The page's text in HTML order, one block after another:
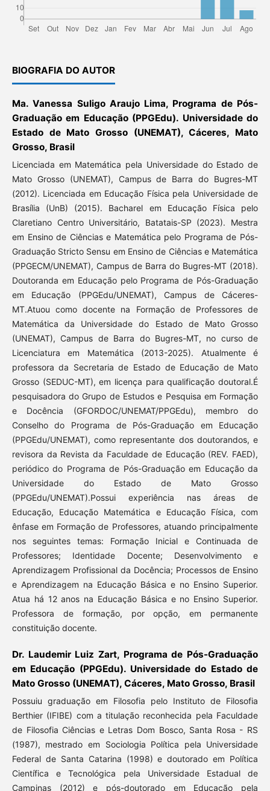
BIOGRAFIA DO AUTOR
Ma. Vanessa Suligo Araujo Lima, Programa de Pós-
Graduação em Educação (PPGEdu). Universidade do
Estado de Mato Grosso (UNEMAT), Cáceres, Mato
Grosso, Brasil
Licenciada em Matemática pela Universidade do Estado de
Mato Grosso (UNEMAT), Campus de Barra do Bugres-MT
(2012). Licenciada em Educação Física pela Universidade de
Brasília (UnB) (2015). Bacharel em Educação Física pelo
Claretiano Centro Universitário, Batatais-SP (2023). Mestra
em Ensino de Ciências e Matemática pelo Programa de Pós-
Graduação Stricto Sensu em Ensino de Ciências e Matemática
(PPGECM/UNEMAT), Campus de Barra do Bugres-MT (2018).
Doutoranda em Educação pelo Programa de Pós-Graduação
em Educação (PPGEdu/UNEMAT), Campus de Cáceres-
MT.Atuou como docente na Formação de Professores de
Matemática da Universidade do Estado de Mato Grosso
(UNEMAT), Campus de Barra do Bugres-MT, no curso de
Licenciatura em Matemática (2013-2025). Atualmente é
professora da Secretaria de Estado de Educação de Mato
Grosso (SEDUC-MT), em licença para qualificação doutoral.É
pesquisadora do Grupo de Estudos e Pesquisa em Formação
e Docência (GFORDOC/UNEMAT/PPGEdu), membro do
Conselho do Programa de Pós-Graduação em Educação
(PPGEdu/UNEMAT), como representante dos doutorandos, e
revisora da Revista da Faculdade de Educação (REV. FAED),
periódico do Programa de Pós-Graduação em Educação da
Universidade do Estado de Mato Grosso
(PPGEdu/UNEMAT).Possui experiência nas áreas de
Educação, Educação Matemática e Educação Física, com
ênfase em Formação de Professores, atuando principalmente
nos seguintes temas: Formação Inicial e Continuada de
Professores; Identidade Docente; Desenvolvimento e
Aprendizagem Profissional da Docência; Processos de Ensino
e Aprendizagem na Educação Básica e no Ensino Superior.
Atua há 12 anos na Educação Básica e no Ensino Superior.
Professora de formação, por opção, em permanente
constituição docente.
Dr. Laudemir Luiz Zart, Programa de Pós-Graduação
em Educação (PPGEdu). Universidade do Estado de
Mato Grosso (UNEMAT), Cáceres, Mato Grosso, Brasil
Possuiu graduação em Filosofia pelo Instituto de Filosofia
Berthier (IFIBE) com a titulação reconhecida pela Faculdade
de Filosofia Ciências e Letras Dom Bosco, Santa Rosa - RS
(1987), mestrado em Sociologia Política pela Universidade
Federal de Santa Catarina (1998) e doutorado em Política
Científica e Tecnológica pela Universidade Estadual de
Campinas (2012) e pós-doutorado em Educação pela